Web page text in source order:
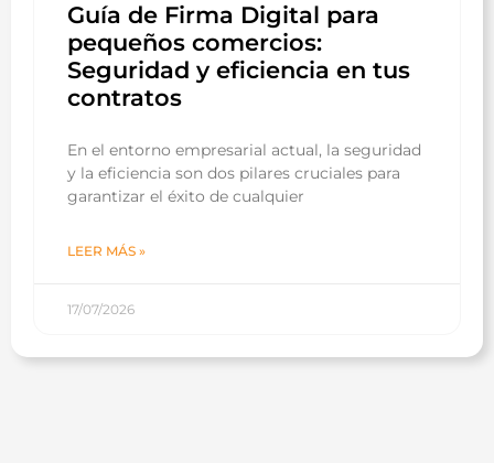
Guía de Firma Digital para
pequeños comercios:
Seguridad y eficiencia en tus
contratos
En el entorno empresarial actual, la seguridad
y la eficiencia son dos pilares cruciales para
garantizar el éxito de cualquier
LEER MÁS »
17/07/2026